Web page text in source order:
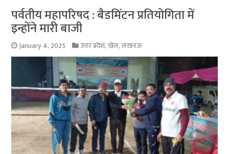
पर्वतीय महापरिषद : बैडमिंटन प्रतियोगिता में
इन्होंने मारी बाजी
January 4, 2025 उत्तर प्रदेश,खेल,लखनऊ